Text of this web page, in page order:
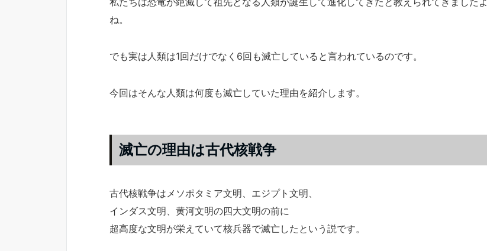
ね。
でも実は人類は1回だけでなく6回も滅亡していると言われているのです。
今回はそんな人類は何度も滅亡していた理由を紹介します。
滅亡の理由は古代核戦争
古代核戦争はメソポタミア文明、エジプト文明、
インダス文明、黄河文明の四大文明の前に
超高度な文明が栄えていて核兵器で滅亡したという説です。